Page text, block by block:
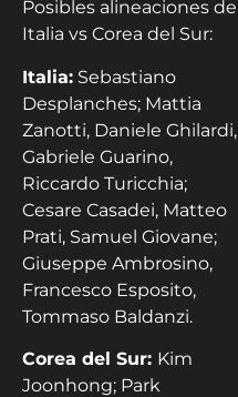
Posibles alineaciones de
Italia vs Corea del Sur:
Italia: Sebastiano
Desplanches; Mattia
Zanotti, Daniele Ghilardi,
Gabriele Guarino,
Riccardo Turicchia;
Cesare Casadei, Matteo
Prati, Samuel Giovane;
Giuseppe Ambrosino,
Francesco Esposito,
Tommaso Baldanzi.
Corea del Sur: Kim
Joonhong; Park